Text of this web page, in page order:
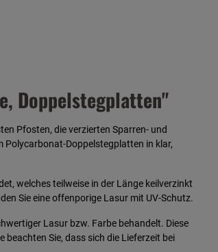
Doppelstegplatten"
Pfosten, die verzierten Sparren- und
Polycarbonat-Doppelstegplatten in klar,
welches teilweise in der Länge keilverzinkt
Sie eine offenporige Lasur mit UV-Schutz.
Lasur bzw. Farbe behandelt. Diese
Sie, dass sich die Lieferzeit bei